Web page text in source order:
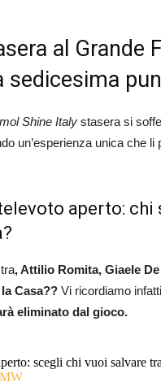
al Grande
sedicesima
Shine Italy stasera si
un’esperienza unica che
aperto:
, Attilio Romita, Giaele
Casa?? Vi ricordiamo
eliminato dal gioco.
scegli chi vuoi salvare